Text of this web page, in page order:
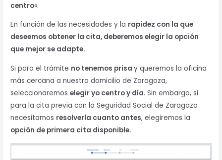
centro«.
En función de las necesidades y la rapidez con la que
deseemos obtener la cita, deberemos elegir la opción
que mejor se adapte.
Si para el trámite no tenemos prisay queremos la oficina
más cercana a nuestro domicilio de Zaragoza,
seleccionaremoselegir yo centro y día. Sin embargo, si
para la cita previa con la Seguridad Social de Zaragoza
necesitamos resolverla cuanto antes, elegiremos la
opción de primera cita disponible.